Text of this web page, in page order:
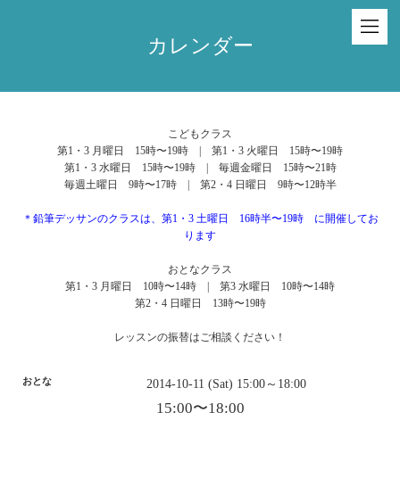
カレンダー
こどもクラス
第1・3 月曜日 15時〜19時 | 第1・3 火曜日 15時〜19時
第1・3 水曜日 15時〜19時 | 毎週金曜日 15時〜21時
毎週土曜日 9時〜17時 | 第2・4 日曜日 9時〜12時半
＊鉛筆デッサンのクラスは、第1・3 土曜日 16時半〜19時 に開催してお
ります
おとなクラス
第1・3 月曜日 10時〜14時 | 第3 水曜日 10時〜14時
第2・4 日曜日 13時〜19時
レッスンの振替はご相談ください！
おとな 2014-10-11 (Sat) 15:00～18:00
15:00〜18:00